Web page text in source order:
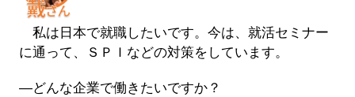
私は日本で就職したいです。今は、就活セミナー
に通って、ＳＰＩなどの対策をしています。
―どんな企業で働きたいですか？